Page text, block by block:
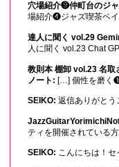
穴場紹介❾仲町台のジ
場紹介❹ジャズ喫茶ベ
達人に聞く vol.29
人に聞く vol.23 Chat
教則本 棚卸 vol.23 名
ノート: […] 個性を磨く
SEIKO: 返信ありがと
ティを開催されている
SEIKO: こんにちは！